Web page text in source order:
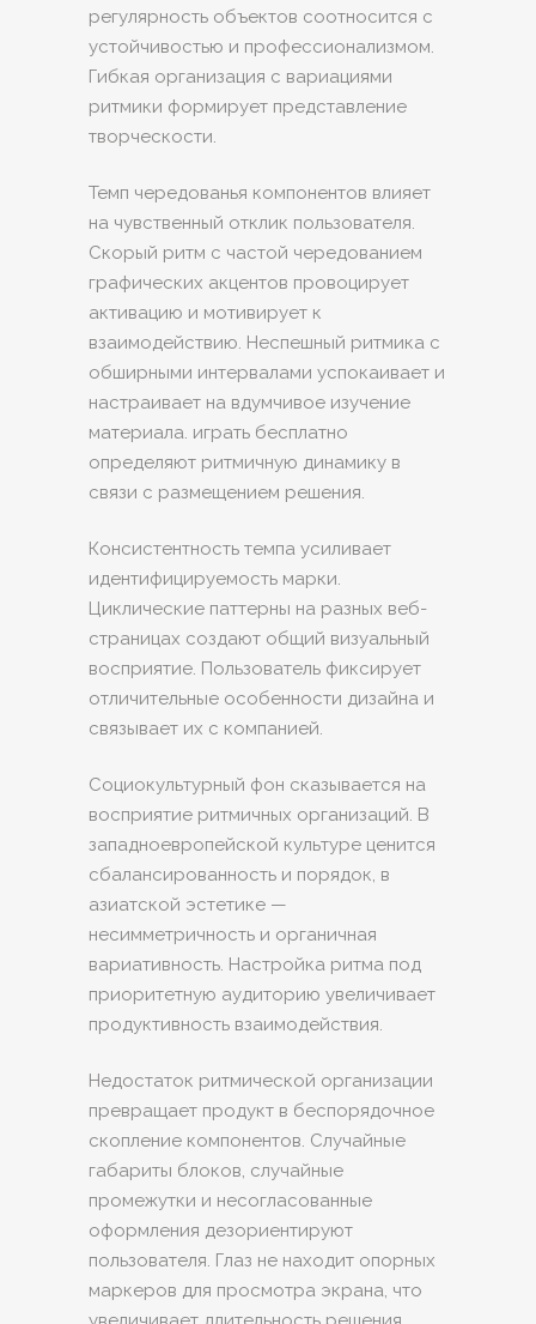
регулярность объектов соотносится с
устойчивостью и профессионализмом.
Гибкая организация с вариациями
ритмики формирует представление
творческости.
Темп чередованья компонентов влияет
на чувственный отклик пользователя.
Скорый ритм с частой чередованием
графических акцентов провоцирует
активацию и мотивирует к
взаимодействию. Неспешный ритмика с
обширными интервалами успокаивает и
настраивает на вдумчивое изучение
материала. играть бесплатно
определяют ритмичную динамику в
связи с размещением решения.
Консистентность темпа усиливает
идентифицируемость марки.
Циклические паттерны на разных веб-
страницах создают общий визуальный
восприятие. Пользователь фиксирует
отличительные особенности дизайна и
связывает их с компанией.
Социокультурный фон сказывается на
восприятие ритмичных организаций. В
западноевропейской культуре ценится
сбалансированность и порядок, в
азиатской эстетике —
несимметричность и органичная
вариативность. Настройка ритма под
приоритетную аудиторию увеличивает
продуктивность взаимодействия.
Недостаток ритмической организации
превращает продукт в беспорядочное
скопление компонентов. Случайные
габариты блоков, случайные
промежутки и несогласованные
оформления дезориентируют
пользователя. Глаз не находит опорных
маркеров для просмотра экрана, что